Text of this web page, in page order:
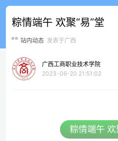
粽情端午 欢聚“易”堂
站内动态 发表于广西
广西工商职业技术学院
2023-06-20 21:51:02
粽情端午 欢